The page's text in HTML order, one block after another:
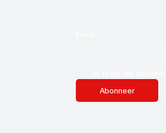
Abonneer